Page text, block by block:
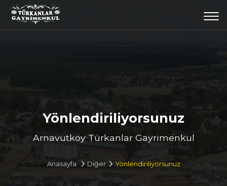
Yönlendiriliyorsunuz
Arnavutköy Türkanlar Gayrimenkul
Anasayfa Diğer Yönlendiriliyorsunuz